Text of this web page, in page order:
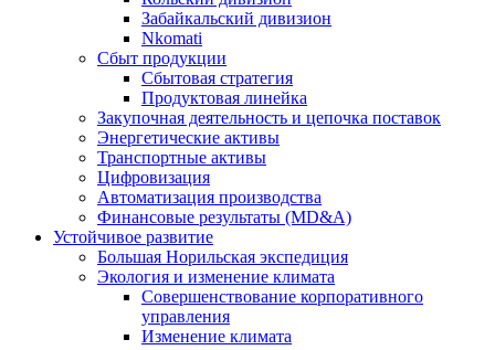
Забайкальский дивизион
Nkomati
Сбыт продукции
Сбытовая стратегия
Продуктовая линейка
Закупочная деятельность и цепочка поставок
Энергетические активы
Транспортные активы
Цифровизация
Автоматизация производства
Финансовые результаты (MD&A)
Устойчивое развитие
Большая Норильская экспедиция
Экология и изменение климата
Совершенствование корпоративного
управления
Изменение климата